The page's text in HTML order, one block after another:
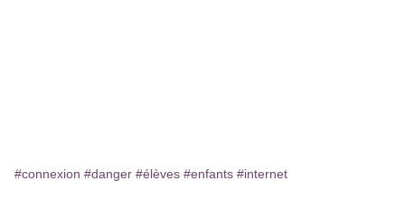
#connexion #danger #élèves #enfants #internet